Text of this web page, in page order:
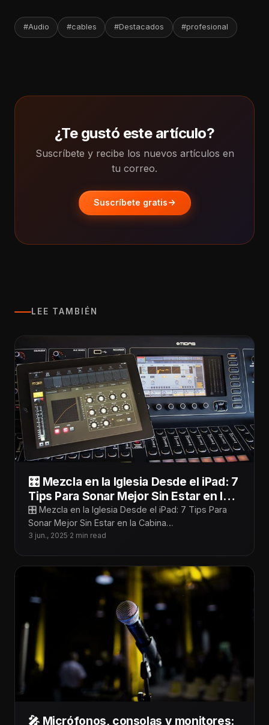
#Audio #cables #Destacados #profesional
¿Te gustó este artículo?
Suscríbete y recibe los nuevos artículos en
tu correo.
Suscríbete gratis
LEE TAMBIÉN
🎛️ Mezcla en la Iglesia Desde el iPad: 7
Tips Para Sonar Mejor Sin Estar en la
Cabina
🎛️ Mezcla en la Iglesia Desde el iPad: 7 Tips Para
Sonar Mejor Sin Estar en la Cabina
¡Tecnoiglesiólogos! Mezclar desde
3 jun., 2025·2 min read
🎤 Micrófonos, consolas y monitores: